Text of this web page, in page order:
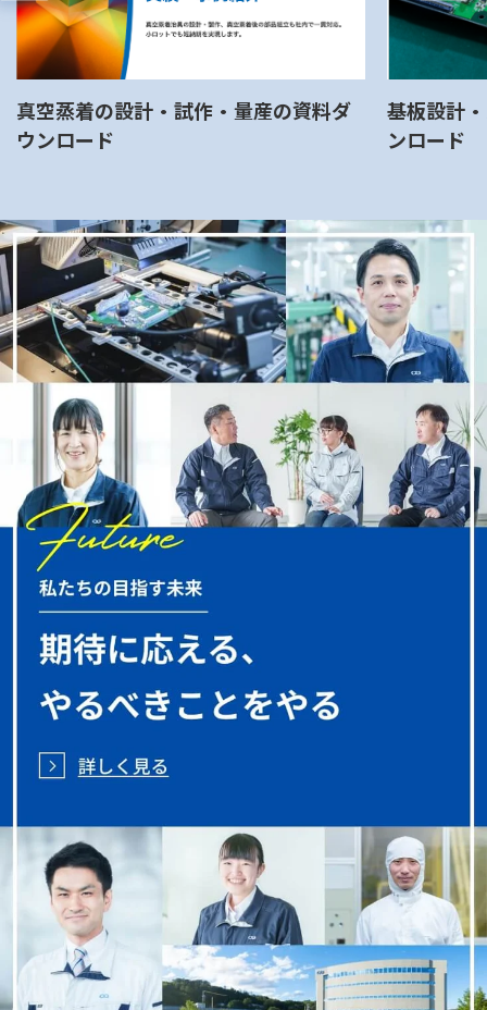
真空蒸着の設計・試作・量産の資料ダ
ウンロード
基板設計
ンロード